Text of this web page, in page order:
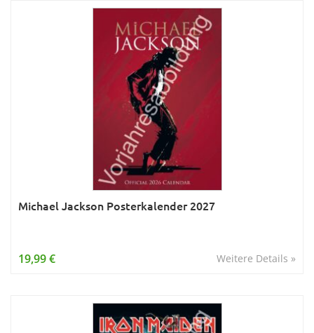
Michael Jackson Posterkalender 2027
Weitere Details »
19,99 €